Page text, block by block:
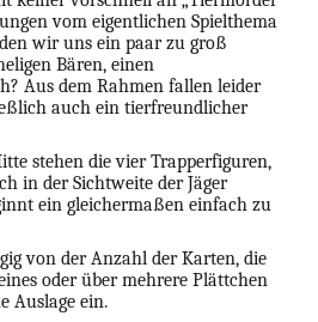
vom eigentlichen Spielthema
wir uns ein paar zu groß
Bären, einen
Aus dem Rahmen fallen leider
auch ein tierfreundlicher
stehen die vier Trapperfiguren,
in der Sichtweite der Jäger
ein gleichermaßen einfach zu
von der Anzahl der Karten, die
oder über mehrere Plättchen
Auslage ein.